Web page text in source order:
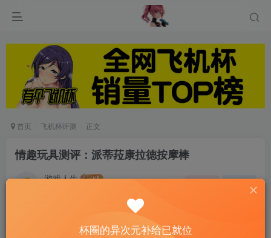
首页 飞机杯评测 正文
情趣玩具测评：派蒂菈康拉德按摩棒
游戏人生
杯圈的异次元补给已就位